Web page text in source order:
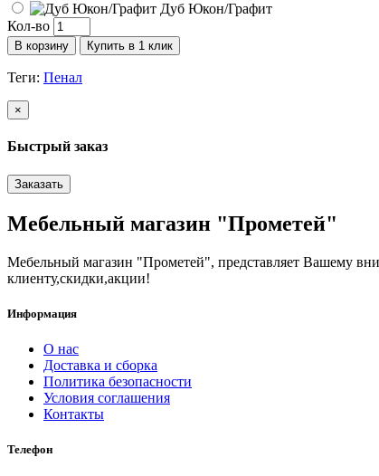
Дуб Юкон/Графит
Кол-во
В корзину Купить в 1 клик
Теги: Пенал
×
Быстрый заказ
Заказать
Мебельный магазин "Прометей"
Мебельный магазин "Прометей", представляет Вашему
клиенту,скидки,акции!
Информация
О нас
Доставка и сборка
Политика безопасности
Условия соглашения
Контакты
Телефон